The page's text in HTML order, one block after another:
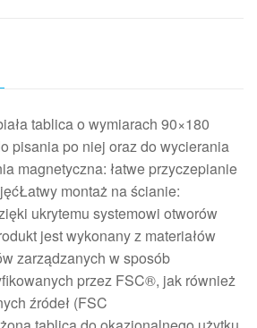
tablica o wymiarach 90×180
pisania po niej oraz do wycierania
magnetyczna: łatwe przyczepianie
montaż na ścianie:
ukrytemu systemowi otworów
jest wykonany z materiałów
zarządzanych w sposób
przez FSC®, jak również
źródeł (FSC